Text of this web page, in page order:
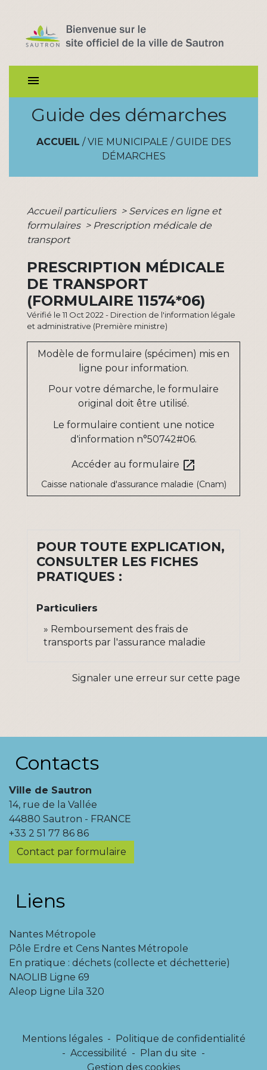
menu
Guide des démarches
ACCUEIL / VIE MUNICIPALE / GUIDE DES
DÉMARCHES
Accueil particuliers > Services en ligne et
formulaires > Prescription médicale de
transport
PRESCRIPTION MÉDICALE
DE TRANSPORT
(FORMULAIRE 11574*06)
Vérifié le 11 Oct 2022 - Direction de l'information légale
et administrative (Première ministre)
Modèle de formulaire (spécimen) mis en
ligne pour information.
Pour votre démarche, le formulaire
original doit être utilisé.
Le formulaire contient une notice
d'information n°50742#06.
Accéder au formulaire open_in_new
Caisse nationale d'assurance maladie (Cnam)
POUR TOUTE EXPLICATION,
CONSULTER LES FICHES
PRATIQUES :
Particuliers
Remboursement des frais de
transports par l'assurance maladie
Signaler une erreur sur cette page
Contacts
Ville de Sautron
14, rue de la Vallée
44880 Sautron - FRANCE
+33 2 51 77 86 86
Contact par formulaire
Liens
Nantes Métropole
Pôle Erdre et Cens Nantes Métropole
En pratique : déchets (collecte et déchetterie)
NAOLIB Ligne 69
Aleop Ligne Lila 320
Mentions légales - Politique de confidentialité
- Accessibilité - Plan du site -
Gestion des cookies